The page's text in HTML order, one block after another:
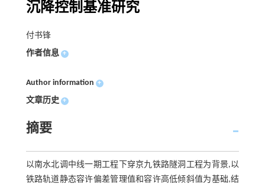
沉降控制基准研究
付书锋
作者信息 +
Author information +
文章历史 +
摘要
以南水北调中线一期工程下穿京九铁路隧洞工程为背景,以
铁路轨道静态容许偏差管理值和容许高低倾斜值为基础,结